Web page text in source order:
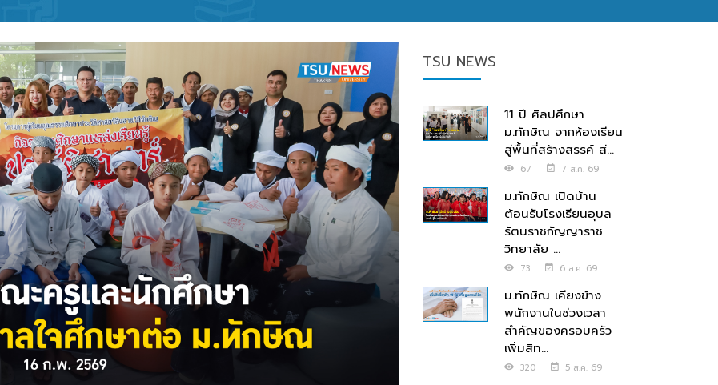
TSU NEWS
11 ปี ศิลปศึกษา
ม.ทักษิณ จากห้องเรียน
สู่พื้นที่สร้างสรรค์ ส่...
67 7 ส.ค. 69
ม.ทักษิณ เปิดบ้าน
ต้อนรับโรงเรียนอุบล
รัตนราชกัญญาราช
วิทยาลัย ...
73 6 ส.ค. 69
ม.ทักษิณ เคียงข้าง
พนักงานในช่วงเวลา
สำคัญของครอบครัว
เพิ่มสิท...
320 5 ส.ค. 69